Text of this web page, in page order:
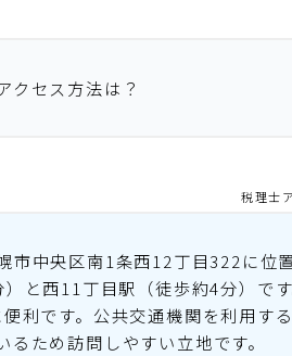
クセス方法は？
市中央区南1条西12丁目322に位
と西11丁目駅（徒歩約4分）で
利です。公共交通機関を利用す
ため訪問しやすい立地です。
税理士